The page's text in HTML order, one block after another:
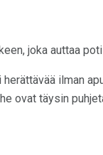
joka auttaa
ilman
ovat täysin